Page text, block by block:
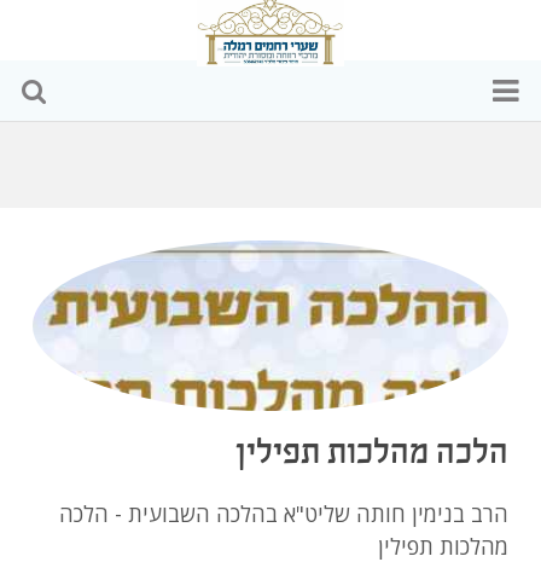
הפעילויות שלנו
שקיפות כספית
צרו קשר
הלכה מהלכות תפילין
הרב בנימין חותה שליט"א בהלכה השבועית - הלכה
מהלכות תפילין